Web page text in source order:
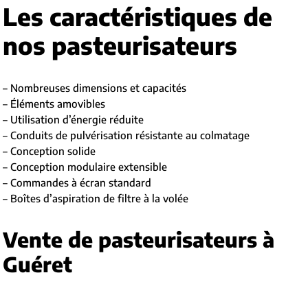
Les caractéristiques de
nos pasteurisateurs
– Nombreuses dimensions et capacités
– Éléments amovibles
– Utilisation d’énergie réduite
– Conduits de pulvérisation résistante au colmatage
– Conception solide
– Conception modulaire extensible
– Commandes à écran standard
– Boîtes d’aspiration de filtre à la volée
Vente de pasteurisateurs à
Guéret